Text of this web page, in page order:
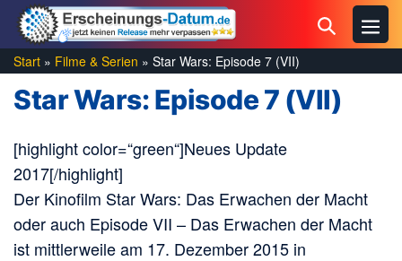
Zum
Inhalt
springen
Suche-
Schalter
Start » Filme & Serien » Star Wars: Episode 7 (VII)
Star Wars: Episode 7 (VII)
[highlight color=“green“]Neues Update
2017[/highlight]
Der Kinofilm Star Wars: Das Erwachen der Macht
oder auch Episode VII – Das Erwachen der Macht
ist mittlerweile am 17. Dezember 2015 in